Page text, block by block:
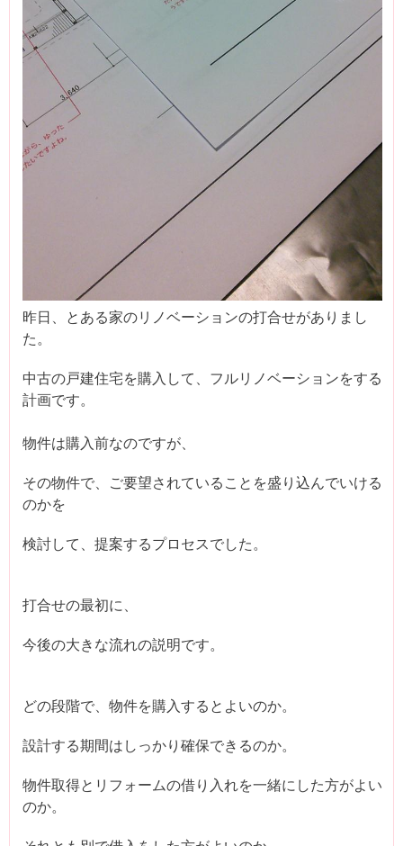
昨日、とある家のリノベーションの打合せがありまし
た。
中古の戸建住宅を購入して、フルリノベーションをする
計画です。
物件は購入前なのですが、
その物件で、ご要望されていることを盛り込んでいける
のかを
検討して、提案するプロセスでした。
打合せの最初に、
今後の大きな流れの説明です。
どの段階で、物件を購入するとよいのか。
設計する期間はしっかり確保できるのか。
物件取得とリフォームの借り入れを一緒にした方がよい
のか。